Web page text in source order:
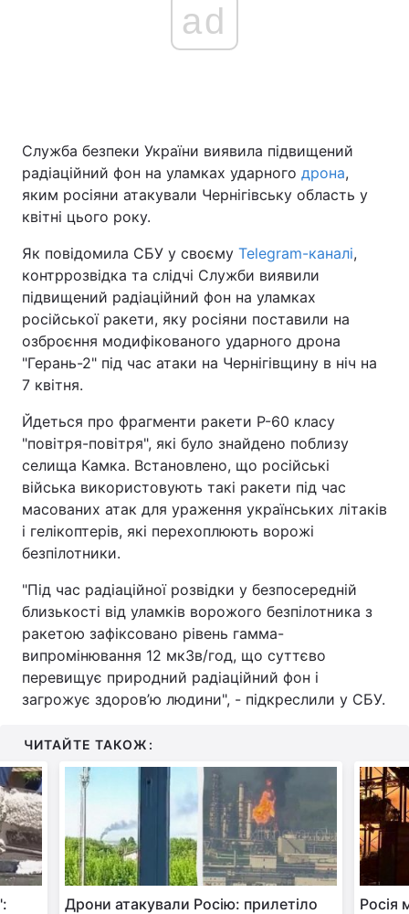
ad
Служба безпеки України виявила підвищений
радіаційний фон на уламках ударного дрона,
яким росіяни атакували Чернігівську область у
квітні цього року.
Як повідомила СБУ у своєму Telegram-каналі,
контррозвідка та слідчі Служби виявили
підвищений радіаційний фон на уламках
російської ракети, яку росіяни поставили на
озброєння модифікованого ударного дрона
"Герань-2" під час атаки на Чернігівщину в ніч на
7 квітня.
Йдеться про фрагменти ракети Р-60 класу
"повітря-повітря", які було знайдено поблизу
селища Камка. Встановлено, що російські
війська використовують такі ракети під час
масованих атак для ураження українських літаків
і гелікоптерів, які перехоплюють ворожі
безпілотники.
"Під час радіаційної розвідки у безпосередній
близькості від уламків ворожого безпілотника з
ракетою зафіксовано рівень гамма-
випромінювання 12 мкЗв/год, що суттєво
перевищує природний радіаційний фон і
загрожує здоров’ю людини", - підкреслили у СБУ.
ЧИТАЙТЕ ТАКОЖ:
Дрони атакували Росію: прилетіло
Росія